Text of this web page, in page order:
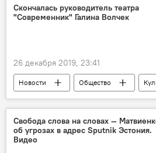
Скончалась руководитель театра
"Современник" Галина Волчек
26 декабря 2019, 23:41
Новости Общество
В мире
Россия
Галина
смерть
Свобода слова на словах —
об угрозах в адрес Sputnik Эстония.
Видео